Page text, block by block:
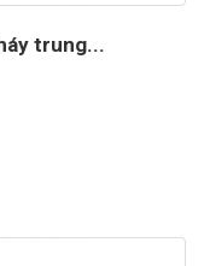
trung...